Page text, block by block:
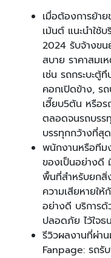
เมื่อต้องการย้า
เม้นต์ แนะนำใช้
2024 รับจ้างข
สบาย ราคาสมเ
เช่น รถกระบะตู้
คอกเปิดข้าง, ร
เฮี๊ยบ5ตัน หรือ
ตลอดจนรถบร
บรรทุกกว้างที่สุด
พนักงานหรือทีม
ของเป็นอย่างดี
พื้นที่สำหรับยกสิ่
ความเสียหายให้
อย่างดี บริการ
ปลอดภัย ไว้ใจธ
รีวิวผลงานที่ผ่า
Fanpage: รถรั